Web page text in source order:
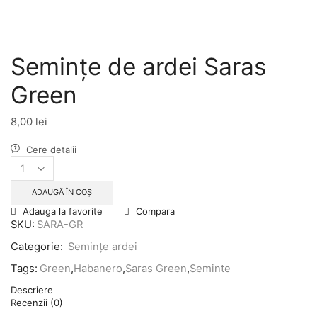
Seminţe de ardei Saras
Green
8,00 lei
Cere detalii
Seminţe
Green
cantitate
ADAUGĂ ÎN COȘ
Adauga la favorite Compara
SKU: SARA-GR
Categorie: Seminţe ardei
Tags: Green,Habanero,Saras Green,Seminte
Descriere
Recenzii (0)